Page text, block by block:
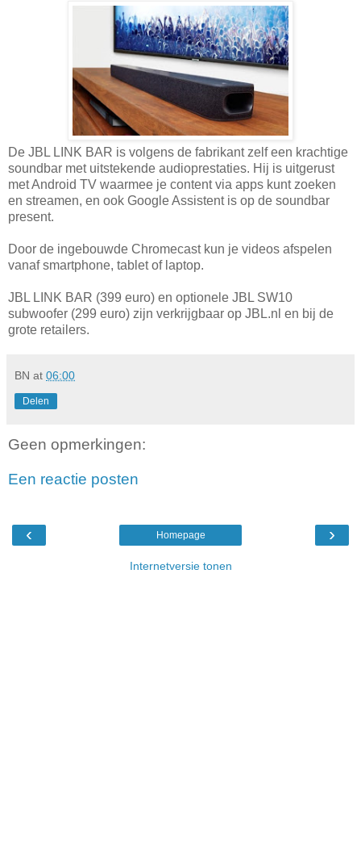
De JBL LINK BAR is volgens de fabrikant zelf een krachtige
soundbar met uitstekende audioprestaties. Hij is uitgerust
met Android TV waarmee je content via apps kunt zoeken
en streamen, en ook Google Assistent is op de soundbar
present.
Door de ingebouwde Chromecast kun je videos afspelen
vanaf smartphone, tablet of laptop.
JBL LINK BAR (399 euro) en optionele JBL SW10
subwoofer (299 euro) zijn verkrijgbaar op JBL.nl en bij de
grote retailers.
BN at 06:00
Delen
Geen opmerkingen:
Een reactie posten
‹ ›
Homepage
Internetversie tonen